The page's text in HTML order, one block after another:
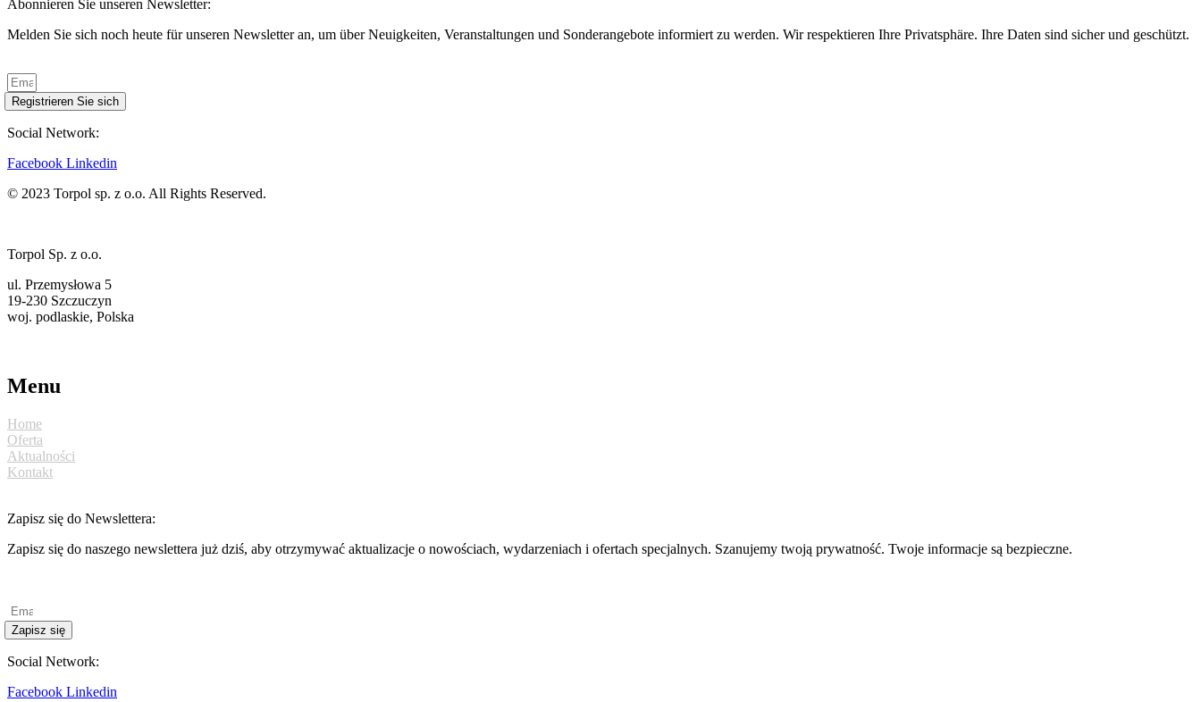
Abonnieren Sie unseren Newsletter:
Melden Sie sich noch heute für unseren Newsletter an, um über Neuigkeiten, Veranstaltungen und Sonderangebote informiert zu werden. Wir respektieren Ihre Privatsphäre. Ihre Daten sind sicher und geschützt.
Registrieren Sie sich
Social Network:
Facebook Linkedin
© 2023 Torpol sp. z o.o. All Rights Reserved.
Torpol Sp. z o.o.
ul. Przemysłowa 5
19-230 Szczuczyn
woj. podlaskie, Polska
Menu
Home
Oferta
Aktualności
Kontakt
Zapisz się do Newslettera:
Zapisz się do naszego newslettera już dziś, aby otrzymywać aktualizacje o nowościach, wydarzeniach i ofertach specjalnych. Szanujemy twoją prywatność. Twoje informacje są bezpieczne.
Zapisz się
Social Network:
Facebook Linkedin